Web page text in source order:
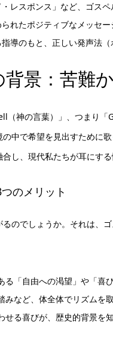
・レスポンス」など、ゴス
れたポジティブなメッセ
導のもと、正しい発声法
景：苦難
（神の言葉）」、つまり
中で希望を見出すために
し、現代私たちが耳にす
のメリット
のでしょうか。それは、
る「自由への渇望」や「喜
みなど、体全体でリズムを
せる喜びが、歴史的背景を